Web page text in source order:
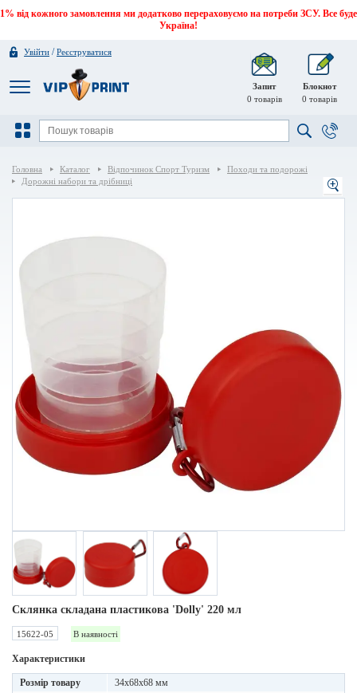
1% від кожного замовлення ми додатково перераховуємо на потреби ЗСУ. Все буде
Україна!
Увійти /Реєструватися
Запит
0 товарів
Блокнот
0 товарів
Головна Каталог Відпочинок Спорт Туризм
Походи та подорожі
Дорожні набори та дрібниці
Склянка складана пластикова 'Dolly' 220 мл
15622-05 В наявності
Характеристики
Розмір товару
34x68x68 мм